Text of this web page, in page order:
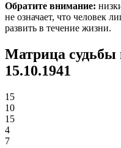
Обратите внимание:
не означает, что человек
развить в течение жизни.
Матрица судьбы
15.10.1941
15
10
15
4
7